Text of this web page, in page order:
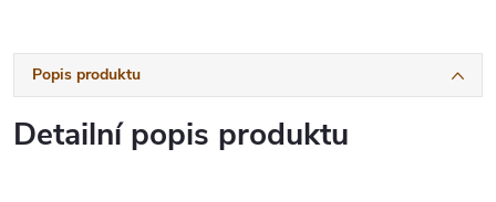
Popis produktu
Detailní popis produktu